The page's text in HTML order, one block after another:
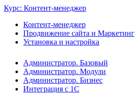
Курс: Контент-менеджер
Контент-менеджер
Продвижение сайта и Маркетинг
Установка и настройка
Администратор. Базовый
Администратор. Модули
Администратор. Бизнес
Интеграция с 1С